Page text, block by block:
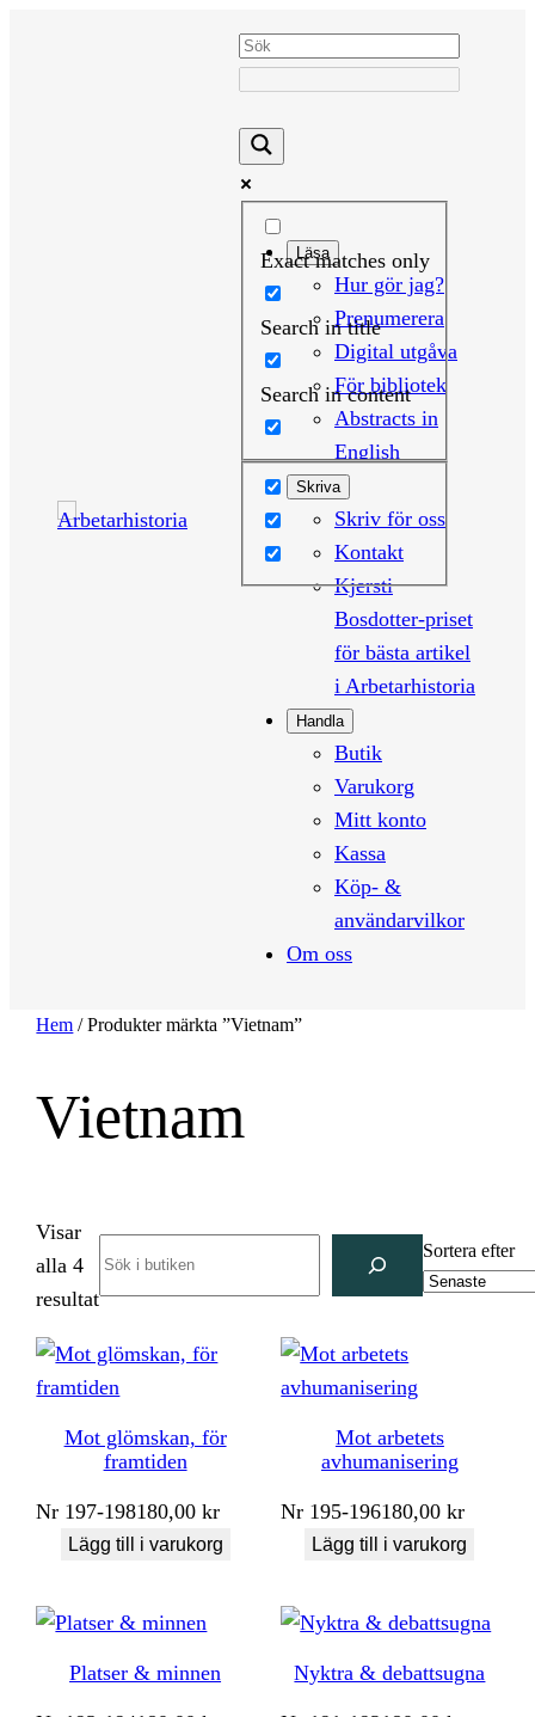
Exact matches only
Search in title
Search in content
Läsa
Hur gör jag?
Prenumerera
Digital utgåva
För bibliotek
Abstracts in
English
Skriva
Skriv för oss
Kontakt
Kjersti
Bosdotter-priset
för bästa artikel
i Arbetarhistoria
Handla
Butik
Varukorg
Mitt konto
Kassa
Köp- &
användarvilkor
Om oss
Hem / Produkter märkta ”Vietnam”
Vietnam
Visar
alla 4
resultatSortera
senaste
Sortera efter
Mot glömskan, för
framtiden
Nr 197-198180,00kr
Lägg till i varukorg
Mot arbetets
avhumanisering
Nr 195-196180,00kr
Lägg till i varukorg
Platser & minnen Nyktra & debattsugna